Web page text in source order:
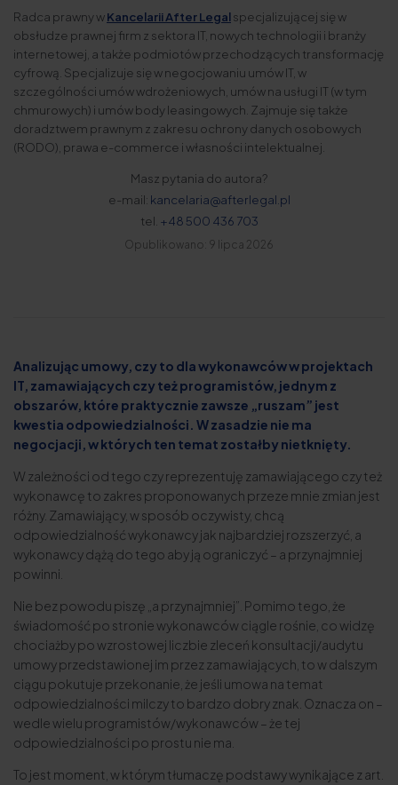
Radca prawny wKancelarii After Legalspecjalizującej się w
obsłudze prawnej firm z sektora IT, nowych technologii i branży
internetowej, a także podmiotów przechodzących transformację
cyfrową. Specjalizuje się w negocjowaniu umów IT, w
szczególności umów wdrożeniowych, umów na usługi IT (w tym
chmurowych) i umów body leasingowych. Zajmuje się także
doradztwem prawnym z zakresu ochrony danych osobowych
(RODO), prawa e-commerce i własności intelektualnej.
Masz pytania do autora?
e-mail: kancelaria@afterlegal.pl
tel. +48 500 436 703
Opublikowano: 9 lipca 2026
Analizując umowy, czy to dla wykonawców w projektach
IT, zamawiających czy też programistów, jednym z
obszarów, które praktycznie zawsze „ruszam” jest
kwestia odpowiedzialności. W zasadzie nie ma
negocjacji, w których ten temat zostałby nietknięty.
W zależności od tego czy reprezentuję zamawiającego czy też
wykonawcę to zakres proponowanych przeze mnie zmian jest
różny. Zamawiający, w sposób oczywisty, chcą
odpowiedzialność wykonawcy jak najbardziej rozszerzyć, a
wykonawcy dążą do tego aby ją ograniczyć – a przynajmniej
powinni.
Nie bez powodu piszę „a przynajmniej”. Pomimo tego, że
świadomość po stronie wykonawców ciągle rośnie, co widzę
chociażby po wzrostowej liczbie zleceń konsultacji/audytu
umowy przedstawionej im przez zamawiających, to w dalszym
ciągu pokutuje przekonanie, że jeśli umowa na temat
odpowiedzialności milczy to bardzo dobry znak. Oznacza on –
wedle wielu programistów/wykonawców – że tej
odpowiedzialności po prostu nie ma.
To jest moment, w którym tłumaczę podstawy wynikające z art.